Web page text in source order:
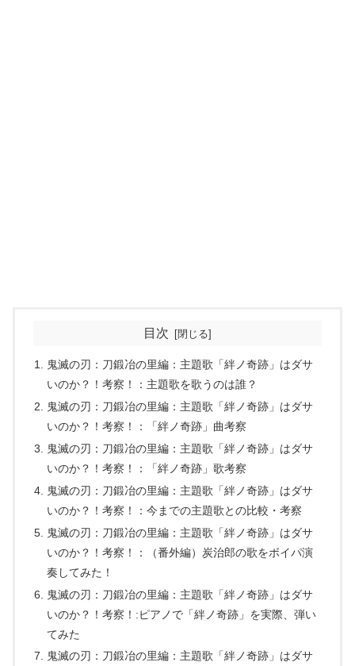
目次
鬼滅の刃：刀鍛冶の里編：主題歌「絆ノ奇跡」はダサ
いのか？！考察！：主題歌を歌うのは誰？
鬼滅の刃：刀鍛冶の里編：主題歌「絆ノ奇跡」はダサ
いのか？！考察！：「絆ノ奇跡」曲考察
鬼滅の刃：刀鍛冶の里編：主題歌「絆ノ奇跡」はダサ
いのか？！考察！：「絆ノ奇跡」歌考察
鬼滅の刃：刀鍛冶の里編：主題歌「絆ノ奇跡」はダサ
いのか？！考察！：今までの主題歌との比較・考察
鬼滅の刃：刀鍛冶の里編：主題歌「絆ノ奇跡」はダサ
いのか？！考察！：（番外編）炭治郎の歌をボイパ演
奏してみた！
鬼滅の刃：刀鍛冶の里編：主題歌「絆ノ奇跡」はダサ
いのか？！考察！:ピアノで「絆ノ奇跡」を実際、弾い
てみた
鬼滅の刃：刀鍛冶の里編：主題歌「絆ノ奇跡」はダサ